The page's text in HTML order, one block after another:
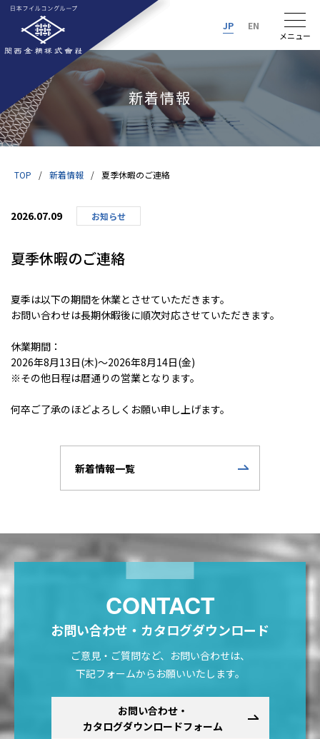
JP EN
新着情報
TOP 新着情報 夏季休暇のご連絡
2026.07.09 お知らせ
夏季休暇のご連絡
夏季は以下の期間を休業とさせていただきます。
お問い合わせは長期休暇後に順次対応させていただきます。
休業期間：
2026年8月13日(木)～2026年8月14日(金)
※その他日程は暦通りの営業となります。
何卒ご了承のほどよろしくお願い申し上げます。
新着情報一覧
CONTACT
お問い合わせ・カタログダウンロード
ご意見・ご質問など、お問い合わせは、
下記フォームからお願いいたします。
お問い合わせ・
カタログダウンロードフォーム